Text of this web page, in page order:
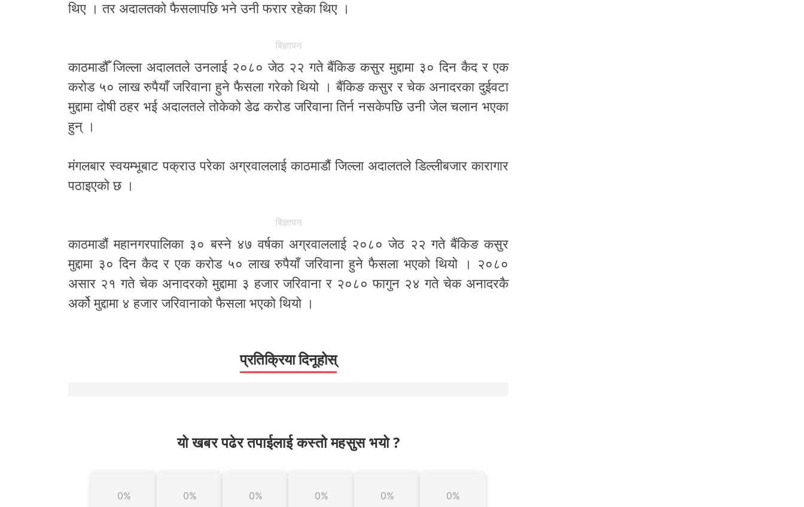
थिए । तर अदालतको फैसलापछि भने उनी फरार रहेका थिए ।
बिज्ञापन
काठमाडौँ जिल्ला अदालतले उनलाई २०८० जेठ २२ गते बैंकिङ कसुर मुद्दामा ३० दिन कैद र एक
करोड ५० लाख रुपैयाँ जरिवाना हुने फैसला गरेको थियो । बैंकिङ कसुर र चेक अनादरका दुईवटा
मुद्दामा दोषी ठहर भई अदालतले तोकेको डेढ करोड जरिवाना तिर्न नसकेपछि उनी जेल चलान भएका
हुन् ।
मंगलबार स्वयम्भूबाट पक्राउ परेका अग्रवाललाई काठमाडौं जिल्ला अदालतले डिल्लीबजार कारागार
पठाइएको छ ।
बिज्ञापन
काठमाडौं महानगरपालिका ३० बस्ने ४७ वर्षका अग्रवाललाई २०८० जेठ २२ गते बैंकिङ कसुर
मुद्दामा ३० दिन कैद र एक करोड ५० लाख रुपैयाँ जरिवाना हुने फैसला भएको थियो । २०८०
असार २१ गते चेक अनादरको मुद्दामा ३ हजार जरिवाना र २०८० फागुन २४ गते चेक अनादरकै
अर्को मुद्दामा ४ हजार जरिवानाको फैसला भएको थियो ।
प्रतिक्रिया दिनूहोस्
यो खबर पढेर तपाईलाई कस्तो महसुस भयो ?
0% 0% 0% 0% 0% 0%